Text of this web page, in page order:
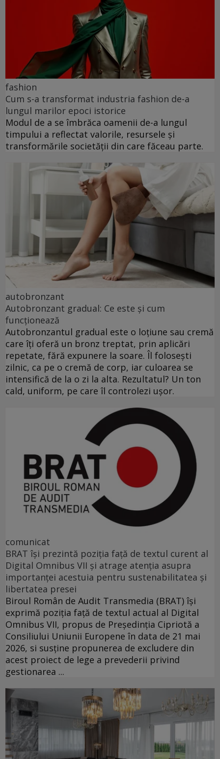
fashion
Cum s-a transformat industria fashion de-a
lungul marilor epoci istorice
Modul de a se îmbrăca oamenii de-a lungul
timpului a reflectat valorile, resursele și
transformările societății din care făceau parte.
autobronzant
Autobronzant gradual: Ce este și cum
funcționează
Autobronzantul gradual este o loțiune sau cremă
care îți oferă un bronz treptat, prin aplicări
repetate, fără expunere la soare. Îl folosești
zilnic, ca pe o cremă de corp, iar culoarea se
intensifică de la o zi la alta. Rezultatul? Un ton
cald, uniform, pe care îl controlezi ușor.
comunicat
BRAT își prezintă poziția față de textul curent al
Digital Omnibus VII și atrage atenția asupra
importanței acestuia pentru sustenabilitatea și
libertatea presei
Biroul Român de Audit Transmedia (BRAT) își
exprimă poziția față de textul actual al Digital
Omnibus VII, propus de Președinția Cipriotă a
Consiliului Uniunii Europene în data de 21 mai
2026, si susține propunerea de excludere din
acest proiect de lege a prevederii privind
gestionarea ...